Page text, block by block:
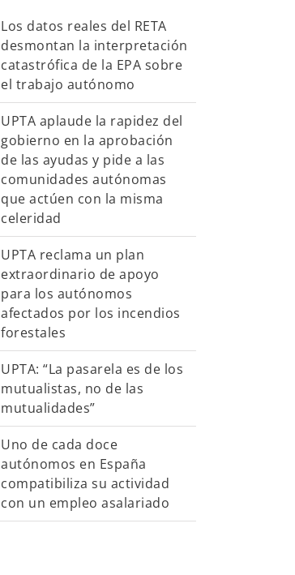
Los datos reales del RETA
desmontan la interpretación
catastrófica de la EPA sobre
el trabajo autónomo
UPTA aplaude la rapidez del
gobierno en la aprobación
de las ayudas y pide a las
comunidades autónomas
que actúen con la misma
celeridad
UPTA reclama un plan
extraordinario de apoyo
para los autónomos
afectados por los incendios
forestales
UPTA: “La pasarela es de los
mutualistas, no de las
mutualidades”
Uno de cada doce
autónomos en España
compatibiliza su actividad
con un empleo asalariado